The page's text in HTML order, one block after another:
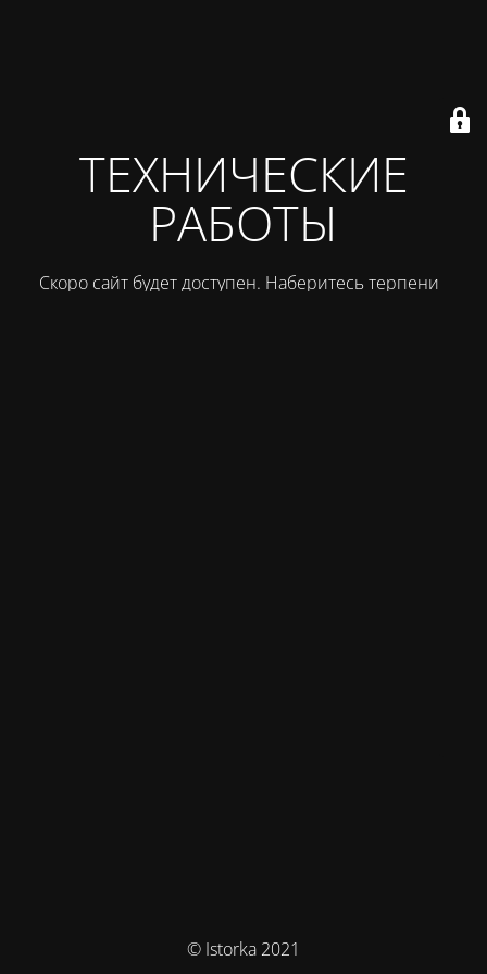
ТЕХНИЧЕСКИЕ
РАБОТЫ
Скоро сайт будет доступен. Наберитесь терпения
© Istorka 2021